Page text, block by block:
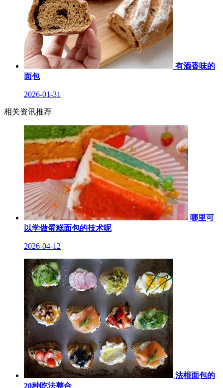
有酒香味的
面包
2026-01-31
相关资讯推荐
哪里可
以学做蛋糕面包的技术呢
2026-04-12
法棍面包的
20种吃法整合